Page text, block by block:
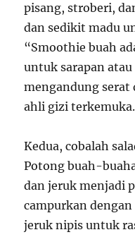
pisang, stroberi,
dan sedikit madu
“Smoothie buah
untuk sarapan
mengandung
ahli gizi terkemuka.
Kedua, cobalah
Potong buah-
dan jeruk menjadi
campurkan
jeruk nipis untuk